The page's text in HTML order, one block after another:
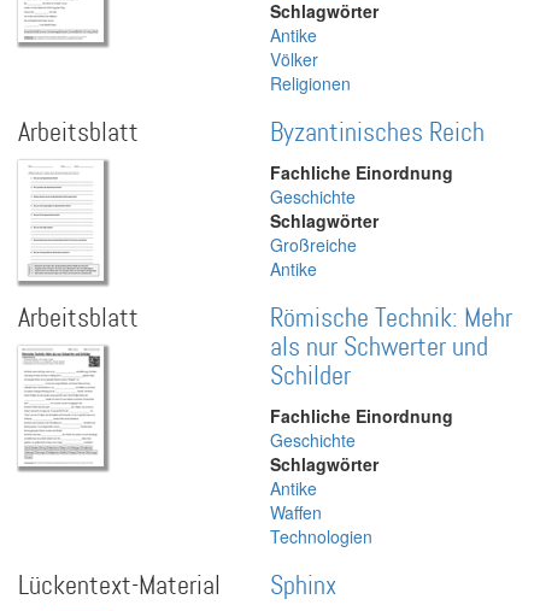
Schlagwörter
Antike
Völker
Religionen
Arbeitsblatt Byzantinisches Reich
Fachliche Einordnung
Geschichte
Schlagwörter
Großreiche
Antike
Arbeitsblatt
Römische Technik: Mehr
als nur Schwerter und
Schilder
Fachliche Einordnung
Geschichte
Schlagwörter
Antike
Waffen
Technologien
Lückentext-Material Sphinx